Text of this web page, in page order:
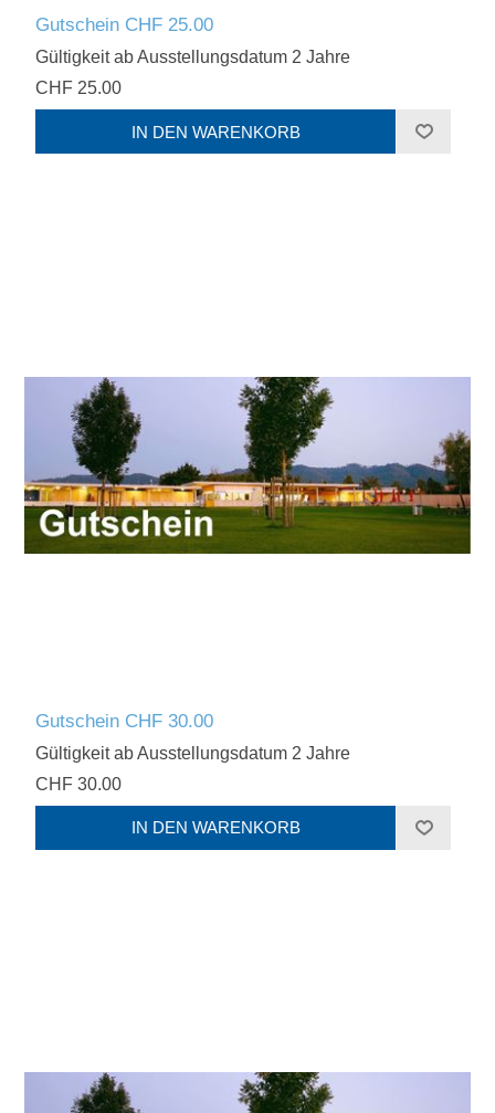
Gutschein CHF 25.00
Gültigkeit ab Ausstellungsdatum 2 Jahre
CHF 25.00
Gutschein CHF 30.00
Gültigkeit ab Ausstellungsdatum 2 Jahre
CHF 30.00